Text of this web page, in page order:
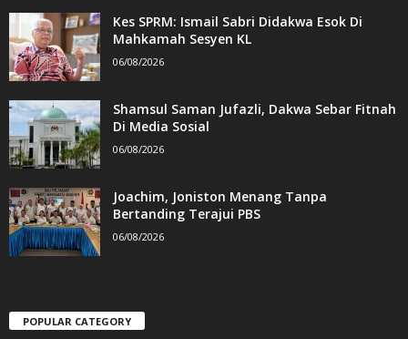
Kes SPRM: Ismail Sabri Didakwa Esok Di
Mahkamah Sesyen KL
06/08/2026
Shamsul Saman Jufazli, Dakwa Sebar Fitnah
Di Media Sosial
06/08/2026
Joachim, Joniston Menang Tanpa
Bertanding Terajui PBS
06/08/2026
POPULAR CATEGORY